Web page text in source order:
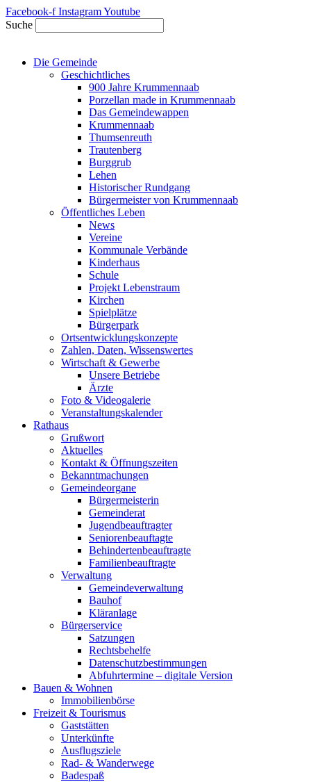
Zum
Inhalt
springen
Facebook-f InstagramYoutube
Suche
Die Gemeinde
Geschichtliches
900 Jahre Krummennaab
Porzellan made in Krummennaab
Das Gemeindewappen
Krummennaab
Thumsenreuth
Trautenberg
Burggrub
Lehen
Historischer Rundgang
Bürgermeister von Krummennaab
Öffentliches Leben
News
Vereine
Kommunale Verbände
Kinderhaus
Schule
Projekt Lebenstraum
Kirchen
Spielplätze
Bürgerpark
Ortsentwicklungskonzepte
Zahlen, Daten, Wissenswertes
Wirtschaft & Gewerbe
Unsere Betriebe
Ärzte
Foto & Videogalerie
Veranstaltungskalender
Rathaus
Grußwort
Aktuelles
Kontakt & Öffnungszeiten
Bekanntmachungen
Gemeindeorgane
Bürgermeisterin
Gemeinderat
Jugendbeauftragter
Seniorenbeauftagte
Behindertenbeauftragte
Familienbeauftragte
Verwaltung
Gemeindeverwaltung
Bauhof
Kläranlage
Bürgerservice
Satzungen
Rechtsbehelfe
Datenschutzbestimmungen
Abfuhrtermine – digitale Version
Bauen & Wohnen
Immobilienbörse
Freizeit & Tourismus
Gaststätten
Unterkünfte
Ausflugsziele
Rad- & Wanderwege
Badespaß